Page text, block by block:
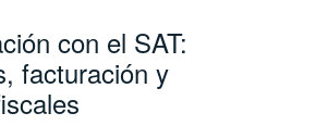
con el SAT:
facturación y